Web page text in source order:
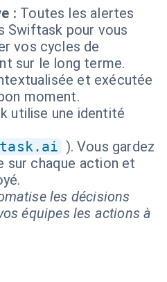
: Toutes les alertes
Swiftask pour vous
vos cycles de
sur le long terme.
et exécutée
moment.
utilise une identité
). Vous gardez
sur chaque action et
les décisions
équipes les actions à